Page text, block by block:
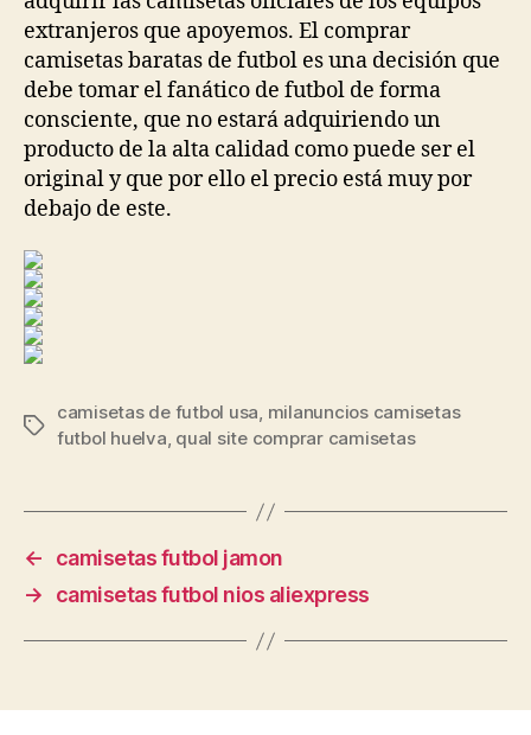
extranjeros que apoyemos. El comprar
camisetas baratas de futbol es una decisión que
debe tomar el fanático de futbol de forma
consciente, que no estará adquiriendo un
producto de la alta calidad como puede ser el
original y que por ello el precio está muy por
debajo de este.
Etiquetas
camisetas de futbol usa, milanuncios camisetas
futbol huelva, qual site comprar camisetas
←
camisetas futbol jamon
→
camisetas futbol nios aliexpress